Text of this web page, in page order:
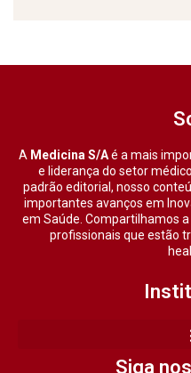
A Medicina S/Aé a mais
e liderança do setor
padrão editorial, nosso
importantes avanços em
em Saúde. Compartilhamos
profissionais que estão
Siga